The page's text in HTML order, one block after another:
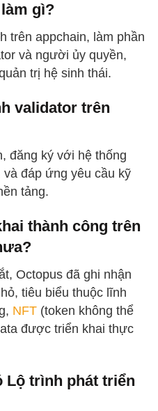
gì?
trên appchain, làm phần
và người ủy quyền,
trị hệ sinh thái.
validator trên
đăng ký với hệ thống
và đáp ứng yêu cầu kỹ
tảng.
thành công trên
Octopus đã ghi nhận
tiêu biểu thuộc lĩnh
NFT (token không thể
được triển khai thực
Lộ trình phát triển